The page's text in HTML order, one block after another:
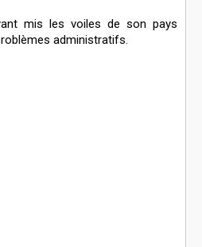
mis les voiles de son pays
administratifs.